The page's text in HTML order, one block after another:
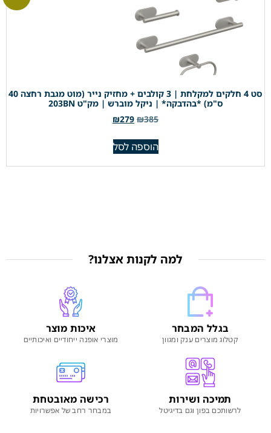
סט 4 חלקים למקלחת | 3 קולבים + מחזיק נייר (מוט מגבת רחצה 40
ס"מ) *בהדבקה* | ניקל מוברש | מק"ט 203BN
₪385
₪279
הוספה לסל
למה לקנות אצלנו?
בגלל המבחר
קטלוג מוצרים ענק ומגוון
איכות מוצר
מוצרי אופנה ייחודיים ואיכותיים
תמיכה ושירות
לרשותכם בפון וגם בדיגיטל
רכישה מאובטחת
במבחר רחב של אפשרויות